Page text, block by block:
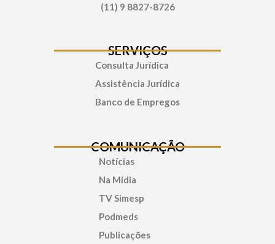
(11) 9 8827-8726
SERVIÇOS
Consulta Jurídica
Assistência Jurídica
Banco de Empregos
COMUNICAÇÃO
Notícias
Na Mídia
TV Simesp
Podmeds
Publicações